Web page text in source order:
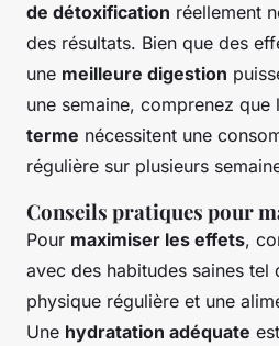
de détoxification réellement
des résultats. Bien que des
une meilleure digestion
une semaine, comprenez que
terme nécessitent une
régulière sur plusieurs
Conseils pratiques pour
Pour maximiser les effets,
avec des habitudes saines tel
physique régulière et une
Une hydratation adéquate